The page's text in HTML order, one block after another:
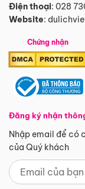
Điện thoại: 028
Website:
Chứng nhận
Đăng ký nhận
Nhập email để có
của Quý khách